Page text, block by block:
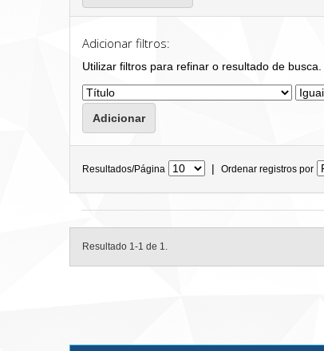
Adicionar filtros:
Utilizar filtros para refinar o resultado de busca.
Resultados/Página | Ordenar registros por
Resultado 1-1 de 1.